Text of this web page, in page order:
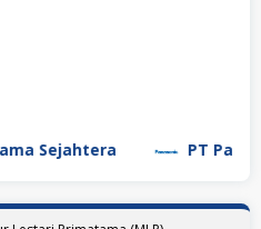
Sejahtera PT